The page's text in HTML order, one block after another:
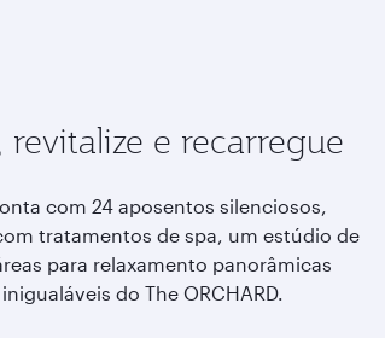
revitalize e recarregue
com 24 aposentos silenciosos,
tratamentos de spa, um estúdio de
para relaxamento panorâmicas
do The ORCHARD.